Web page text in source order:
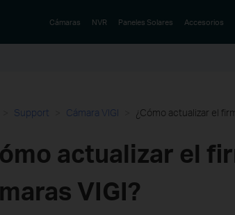
Smart Cámaras NVR Paneles Solares Accesorios
Support Cámara VIGI ¿Cómo actualizar el
actualizar el
VIGI?